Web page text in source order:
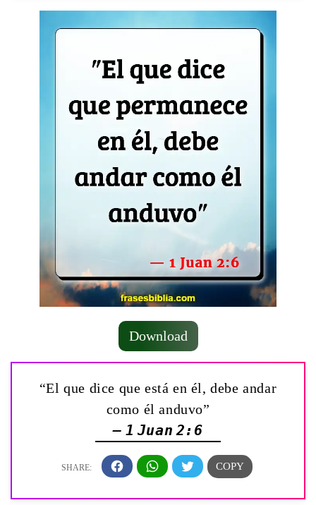
Download
“El que dice que está en él, debe andar
como él anduvo”
— 1 Juan 2:6